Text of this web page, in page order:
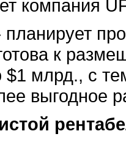
компания
к
$1 млрд., с
выгодное